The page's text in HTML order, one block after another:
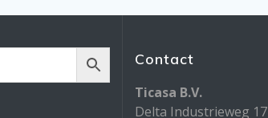
Contact
Ticasa B.V.
Delta Industrieweg 17